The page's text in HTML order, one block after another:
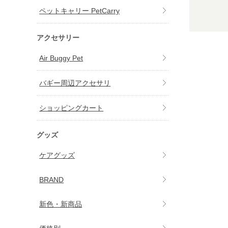
ペットキャリー PetCarry
アクセサリー
Air Buggy Pet
バギー周辺アクセサリ
ショッピングカート
グッズ
ケアグッズ
BRAND
新色・新商品